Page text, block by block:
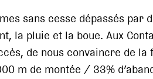
sans cesse dépassés par
la pluie et la boue. Aux
de nous convaincre de
m de montée / 33%